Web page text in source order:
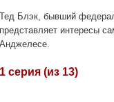
Тед Блэк, бывший
представляет интересы
Анджелесе.
1 серия (из 13)